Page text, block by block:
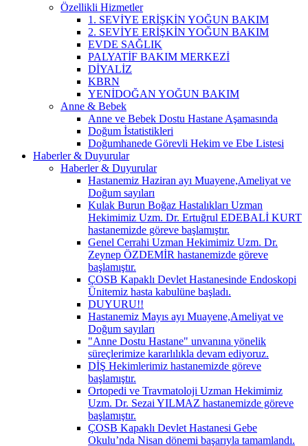
Özellikli Hizmetler
1. SEVİYE ERİŞKİN YOĞUN BAKIM
2. SEVİYE ERİŞKİN YOĞUN BAKIM
EVDE SAĞLIK
PALYATİF BAKIM MERKEZİ
DİYALİZ
KBRN
YENİDOĞAN YOĞUN BAKIM
Anne & Bebek
Anne ve Bebek Dostu Hastane Aşamasında
Doğum İstatistikleri
Doğumhanede Görevli Hekim ve Ebe Listesi
Haberler & Duyurular
Haberler & Duyurular
Hastanemiz Haziran ayı Muayene,Ameliyat ve
Doğum sayıları
Kulak Burun Boğaz Hastalıkları Uzman
Hekimimiz Uzm. Dr. Ertuğrul EDEBALİ KURT
hastanemizde göreve başlamıştır.
Genel Cerrahi Uzman Hekimimiz Uzm. Dr.
Zeynep ÖZDEMİR hastanemizde göreve
başlamıştır.
ÇOSB Kapaklı Devlet Hastanesinde Endoskopi
Ünitemiz hasta kabulüne başladı.
DUYURU!!
Hastanemiz Mayıs ayı Muayene,Ameliyat ve
Doğum sayıları
"Anne Dostu Hastane" unvanına yönelik
süreçlerimize kararlılıkla devam ediyoruz.
DİŞ Hekimlerimiz hastanemizde göreve
başlamıştır.
Ortopedi ve Travmatoloji Uzman Hekimimiz
Uzm. Dr. Sezai YILMAZ hastanemizde göreve
başlamıştır.
ÇOSB Kapaklı Devlet Hastanesi Gebe
Okulu’nda Nisan dönemi başarıyla tamamlandı.